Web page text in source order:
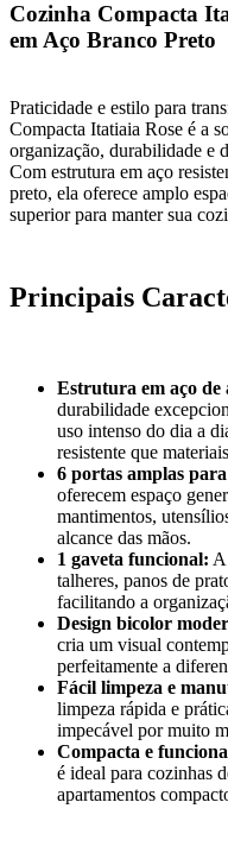
Cozinha Compacta
em Aço Branco Preto
Praticidade e estilo para
Compacta Itatiaia Rose é a
organização, durabilidade e
Com estrutura em aço
preto, ela oferece amplo
superior para manter sua
Principais
Estrutura em aço de
durabilidade
uso intenso do dia a
resistente que
6 portas amplas
oferecem espaço
mantimentos,
alcance das mãos.
1 gaveta funcional: A
talheres, panos de
facilitando a
Design bicolor
cria um visual
perfeitamente a
Fácil limpeza e
limpeza rápida e
impecável por muito
Compacta e
é ideal para cozinhas
apartamentos